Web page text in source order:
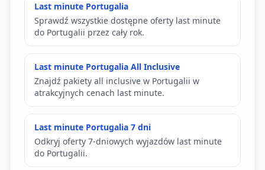
Last minute Portugalia
Sprawdź wszystkie dostępne oferty last minute
do Portugalii przez cały rok.
Last minute Portugalia All Inclusive
Znajdź pakiety all inclusive w Portugalii w
atrakcyjnych cenach last minute.
Last minute Portugalia 7 dni
Odkryj oferty 7-dniowych wyjazdów last minute
do Portugalii.